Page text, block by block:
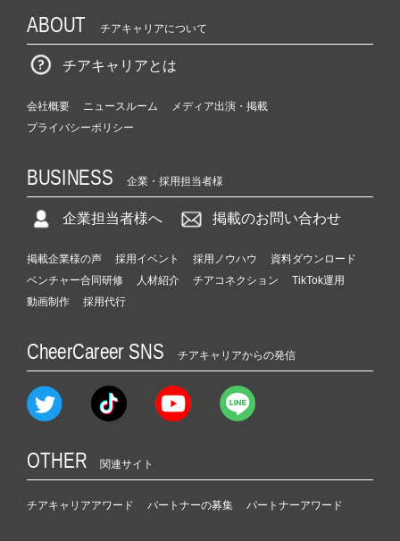
ABOUT チアキャリアについて
チアキャリアとは
会社概要 ニュースルーム
メディア出演・掲載
プライバシーポリシー
BUSINESS 企業・採用担当者様
企業担当者様へ 掲載のお問い合わせ
掲載企業様の声 採用イベント 採用ノウハウ
資料ダウンロード
ベンチャー合同研修
人材紹介 チアコネクション
TikTok運用
動画制作
採用代行
CheerCareer SNS チアキャリアからの発信
OTHER 関連サイト
チアキャリアアワード パートナーの募集 パートナーアワード